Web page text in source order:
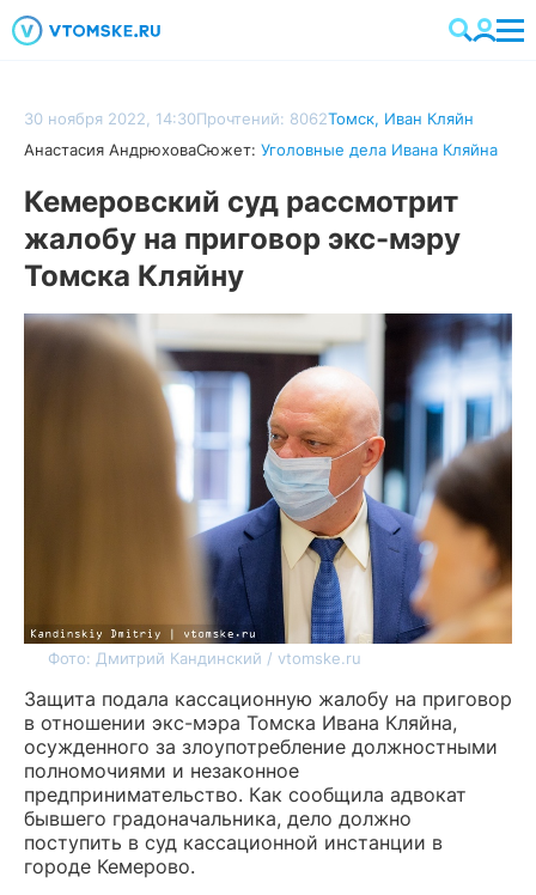
30 ноября 2022, 14:30Прочтений: 8062Томск, Иван Кляйн
Анастасия АндрюховаСюжет: Уголовные дела Ивана Кляйна
Кемеровский суд рассмотрит
жалобу на приговор экс-мэру
Томска Кляйну
Фото: Дмитрий Кандинский / vtomske.ru
Защита подала кассационную жалобу на приговор
в отношении экс-мэра Томска Ивана Кляйна,
осужденного за злоупотребление должностными
полномочиями и незаконное
предпринимательство. Как сообщила адвокат
бывшего градоначальника, дело должно
поступить в суд кассационной инстанции в
городе Кемерово.